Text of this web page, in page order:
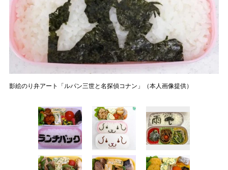
影絵のり弁アート「ルパン三世と名探偵コナン」（本人画像提供）